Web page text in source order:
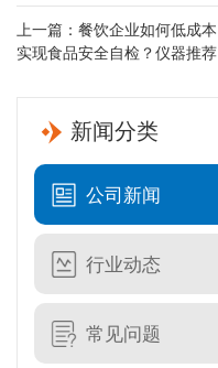
新闻分类
公司新闻
行业动态
常见问题
上一篇： 餐饮企业如何低成本
实现食品安全自检？仪器推荐